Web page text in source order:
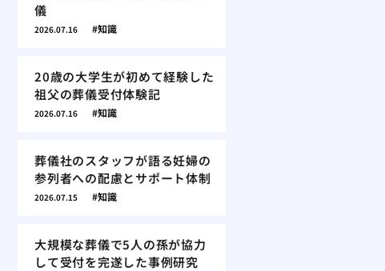
儀
2026.07.16 知識
20歳の大学生が初めて経験した
祖父の葬儀受付体験記
2026.07.16 知識
葬儀社のスタッフが語る妊婦の
参列者への配慮とサポート体制
2026.07.15 知識
大規模な葬儀で5人の孫が協力
して受付を完遂した事例研究